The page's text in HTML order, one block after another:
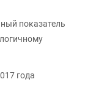
показатель
года